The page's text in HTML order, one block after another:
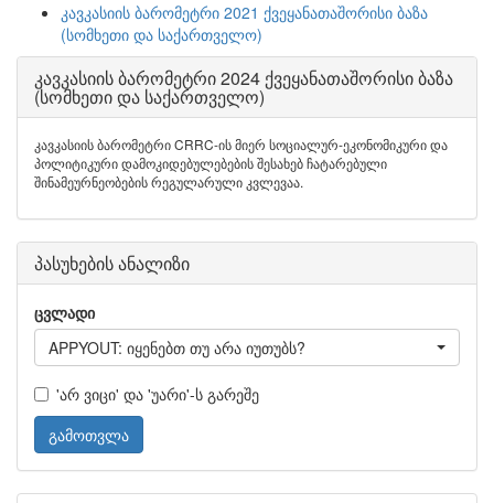
კავკასიის ბარომეტრი 2021 ქვეყანათაშორისი ბაზა
(სომხეთი და საქართველო)
კავკასიის ბარომეტრი 2024 ქვეყანათაშორისი ბაზა
(სომხეთი და საქართველო)
კავკასიის ბარომეტრი CRRC-ის მიერ სოციალურ-ეკონომიკური და
პოლიტიკური დამოკიდებულებების შესახებ ჩატარებული
შინამეურნეობების რეგულარული კვლევაა.
პასუხების ანალიზი
ცვლადი
APPYOUT: იყენებთ თუ არა იუთუბს?
'არ ვიცი' და 'უარი'-ს გარეშე
გამოთვლა